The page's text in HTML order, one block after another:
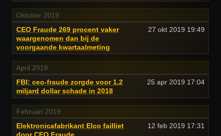
Oktober 2019
CEO Fraude 269 procent vaker
waargenomen dan bij de
voorgaande kwartaalmeting
27 okt 2019 19:49
April 2019
FBI: ceo-fraude zorgde voor 1,2
miljard dollar schade in 2018
25 apr 2019 17:04
Februari 2019
Elektronicafabrikant Elco failliet
12 feb 2019 17:31